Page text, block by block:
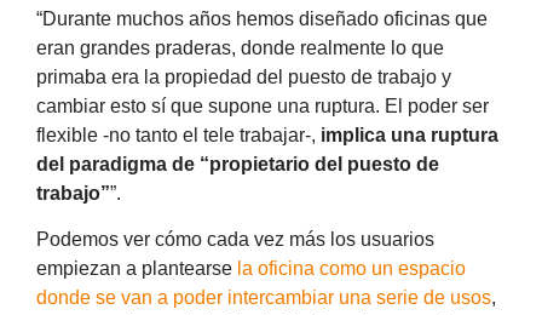
“Durante muchos años hemos diseñado oficinas que
eran grandes praderas, donde realmente lo que
primaba era la propiedad del puesto de trabajo y
cambiar esto sí que supone una ruptura. El poder ser
flexible -no tanto el tele trabajar-, implica una ruptura
del paradigma de “propietario del puesto de
trabajo””.
Podemos ver cómo cada vez más los usuarios
empiezan a plantearse la oficina como un espacio
donde se van a poder intercambiar una serie de usos,